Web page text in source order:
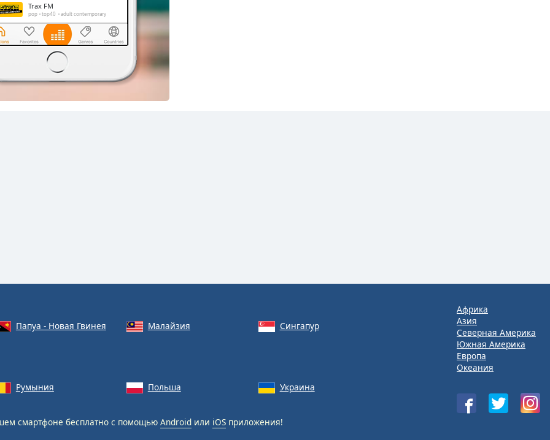
Trax FM
pop top40 adult contemporary
The Rockin' Life
rock pop hard rock techno jazz
alternative
FeMale Radio
adult contemporary
Radio Elshinta
Папуа - Новая Гвинея Малайзия
Сингапур
Румыния Польша Украина
смартфоне бесплатно с помощью Android или iOS приложения!
Африка
Азия
Северная Америка
Южная Америка
Европа
Океания